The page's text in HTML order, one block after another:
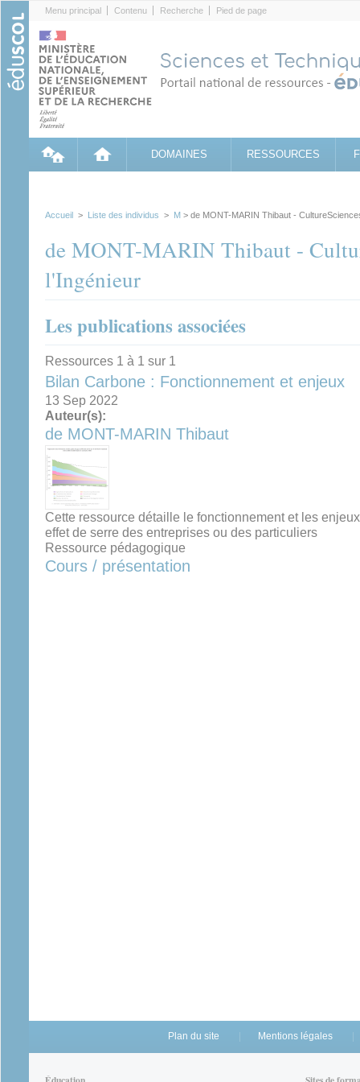
Menu principal Contenu Recherche Pied de page
DOMAINES RESSOURCES
Accueil > Liste des individus > M > de MONT-MARIN Thibaut -
de MONT-MARIN Thibaut -
l'Ingénieur
Les publications associées
Ressources 1 à 1 sur 1
Bilan Carbone : Fonctionnement et enjeux
13 Sep 2022
Auteur(s):
de MONT-MARIN Thibaut
Cette ressource détaille le fonctionnement et les
effet de serre des entreprises ou des particuliers
Ressource pédagogique
Cours / présentation
Plan du site Mentions légales